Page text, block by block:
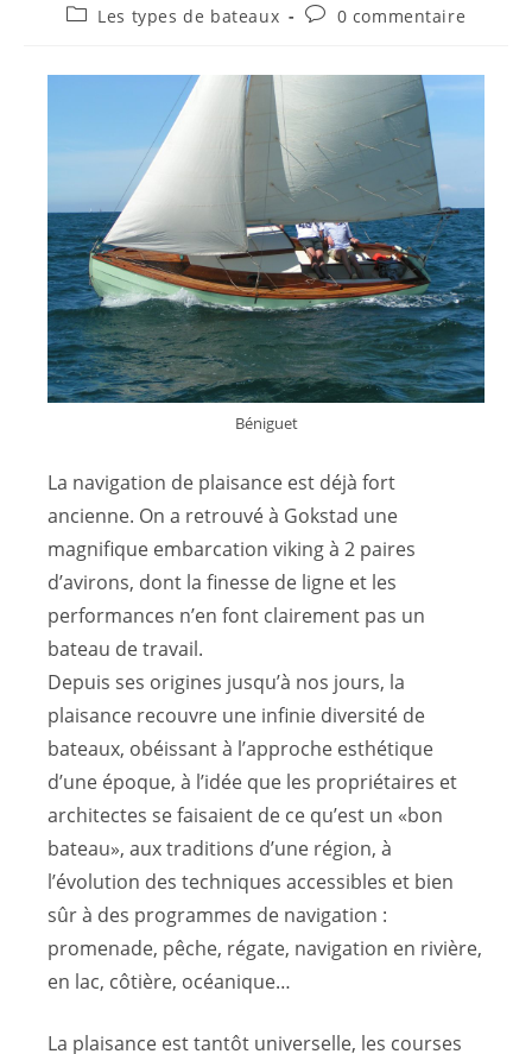
Les types de bateaux
0 commentaire
Béniguet
La navigation de plaisance est déjà fort
ancienne. On a retrouvé à Gokstad une
magnifique embarcation viking à 2 paires
d’avirons, dont la finesse de ligne et les
performances n’en font clairement pas un
bateau de travail.
Depuis ses origines jusqu’à nos jours, la
plaisance recouvre une infinie diversité de
bateaux, obéissant à l’approche esthétique
d’une époque, à l’idée que les propriétaires et
architectes se faisaient de ce qu’est un «bon
bateau», aux traditions d’une région, à
l’évolution des techniques accessibles et bien
sûr à des programmes de navigation :
promenade, pêche, régate, navigation en rivière,
en lac, côtière, océanique…
La plaisance est tantôt universelle, les courses